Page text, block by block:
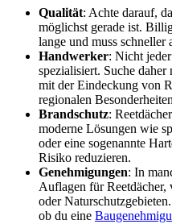
Qualität: Achte darauf,
möglichst gerade ist.
lange und muss schneller
Handwerker: Nicht
spezialisiert. Suche
mit der Eindeckung von
regionalen
Brandschutz:
moderne Lösungen wie
oder eine sogenannte
Risiko reduzieren.
Genehmigungen: In
Auflagen für Reetdächer,
oder
ob du eine